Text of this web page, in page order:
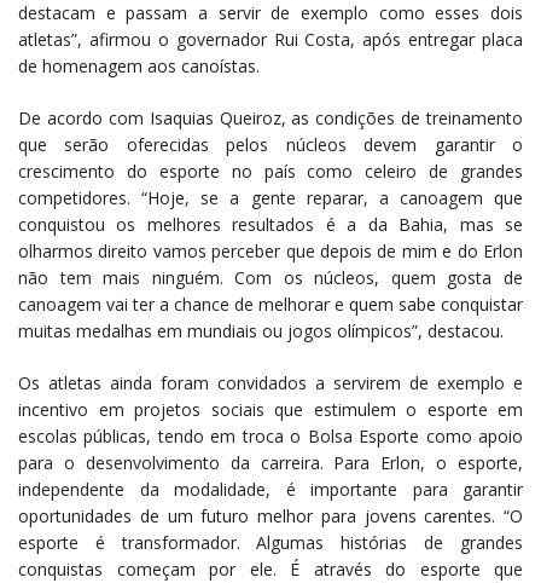
destacam e passam a servir de exemplo como esses dois
atletas”, afirmou o governador Rui Costa, após entregar placa
de homenagem aos canoístas.
De acordo com Isaquias Queiroz, as condições de treinamento
que serão oferecidas pelos núcleos devem garantir o
crescimento do esporte no país como celeiro de grandes
competidores. “Hoje, se a gente reparar, a canoagem que
conquistou os melhores resultados é a da Bahia, mas se
olharmos direito vamos perceber que depois de mim e do Erlon
não tem mais ninguém. Com os núcleos, quem gosta de
canoagem vai ter a chance de melhorar e quem sabe conquistar
muitas medalhas em mundiais ou jogos olímpicos”, destacou.
Os atletas ainda foram convidados a servirem de exemplo e
incentivo em projetos sociais que estimulem o esporte em
escolas públicas, tendo em troca o Bolsa Esporte como apoio
para o desenvolvimento da carreira. Para Erlon, o esporte,
independente da modalidade, é importante para garantir
oportunidades de um futuro melhor para jovens carentes. “O
esporte é transformador. Algumas histórias de grandes
conquistas começam por ele. É através do esporte que